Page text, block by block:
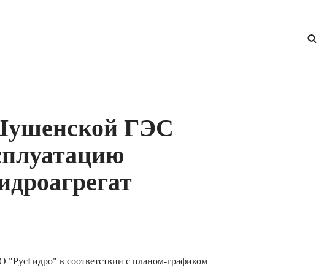
ГЭС
"РусГидро" в соответствии с планом-графиком